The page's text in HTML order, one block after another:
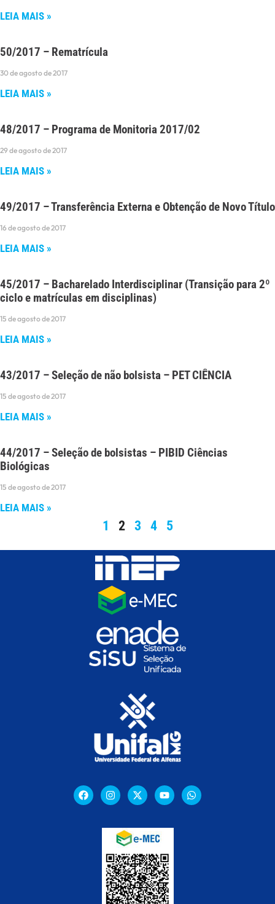
LEIA MAIS »
50/2017 – Rematrícula
30 de agosto de 2017
LEIA MAIS »
48/2017 – Programa de Monitoria 2017/02
29 de agosto de 2017
LEIA MAIS »
49/2017 – Transferência Externa e Obtenção de Novo Título
16 de agosto de 2017
LEIA MAIS »
45/2017 – Bacharelado Interdisciplinar (Transição para 2º
ciclo e matrículas em disciplinas)
15 de agosto de 2017
LEIA MAIS »
43/2017 – Seleção de não bolsista – PET CIÊNCIA
15 de agosto de 2017
LEIA MAIS »
44/2017 – Seleção de bolsistas – PIBID Ciências
Biológicas
15 de agosto de 2017
LEIA MAIS »
1 2 3 4 5